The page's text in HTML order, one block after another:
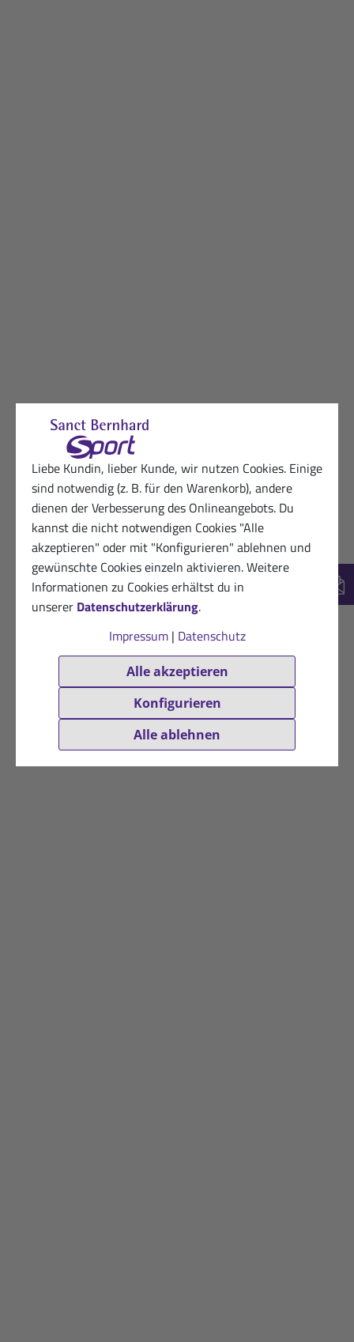
Liebe Kundin, lieber Kunde, wir nutzen Cookies. Einige
sind notwendig (z. B. für den Warenkorb), andere
dienen der Verbesserung des Onlineangebots. Du
kannst die nicht notwendigen Cookies "Alle
akzeptieren" oder mit "Konfigurieren" ablehnen und
gewünschte Cookies einzeln aktivieren. Weitere
Informationen zu Cookies erhältst du in
unserer Datenschutzerklärung.
Impressum| Datenschutz
Alle akzeptieren
Konfigurieren
Alle ablehnen